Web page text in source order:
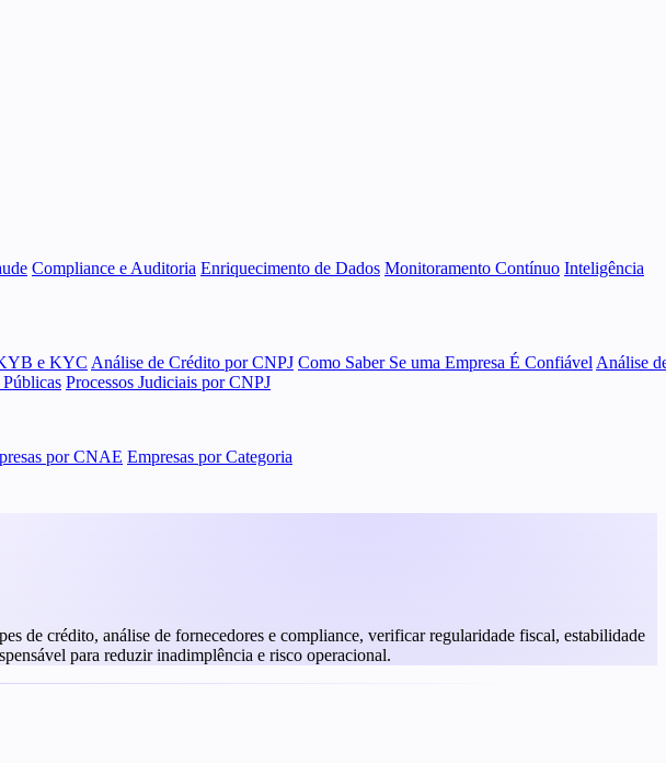
Compliance e Auditoria Enriquecimento de Dados Monitoramento Contínuo Inteligência
e KYC Análise de Crédito por CNPJ Como Saber Se uma Empresa É Confiável Análise
Processos Judiciais por CNPJ
por CNAE Empresas por Categoria
de crédito, análise de fornecedores e compliance, verificar regularidade fiscal, estabilidade
para reduzir inadimplência e risco operacional.